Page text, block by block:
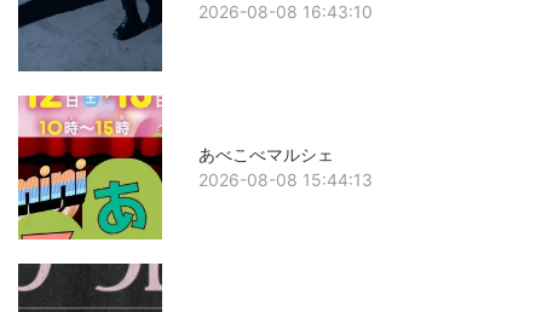
2026-08-08 16:43:10
あべこべマルシェ
2026-08-08 15:44:13